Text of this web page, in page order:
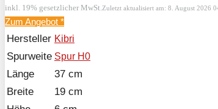
inkl. 19% gesetzlicher MwSt. Zuletzt aktualisiert am: 8. August 2026
Zum Angebot *
Hersteller Kibri
Spurweite Spur H0
Länge
37 cm
Breite
19 cm